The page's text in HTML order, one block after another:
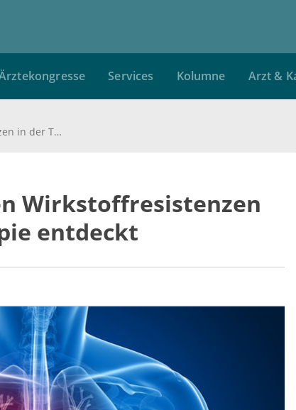
Services Kolumne Arzt &
Neue Ansätze gegen Wirkstoffresistenzen in der Tumortherapie entdeckt
Wirkstoffresistenzen
entdeckt